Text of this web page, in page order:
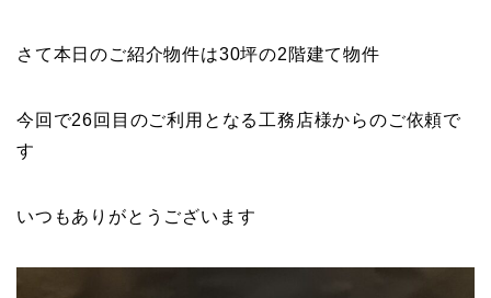
さて本日のご紹介物件は30坪の2階建て物件
今回で26回目のご利用となる工務店様からのご依頼で
す
いつもありがとうございます